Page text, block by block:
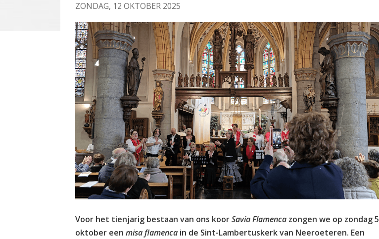
ZONDAG, 12 OKTOBER 2025
Voor het tienjarig bestaan van ons koorSavia Flamenca zongen we op zondag 5
oktober een misa flamenca in de Sint-Lambertuskerk van Neeroeteren. Een